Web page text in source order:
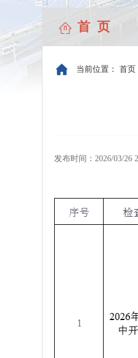
首 页
当前位置： 首页
发布时间：2026/03/26